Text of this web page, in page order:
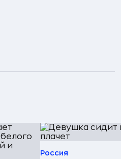
Россия